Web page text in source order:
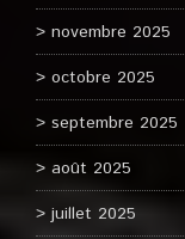
novembre 2025
octobre 2025
septembre 2025
août 2025
juillet 2025